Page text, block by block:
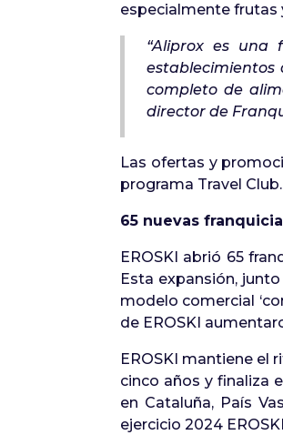
especialmente frutas
“Aliprox es una
establecimientos
completo de
director de
Las ofertas y
programa Travel Club.
65 nuevas
EROSKI abrió 65
Esta expansión,
modelo comercial
de EROSKI
EROSKI mantiene el
cinco años y finaliza
en Cataluña, País
ejercicio 2024